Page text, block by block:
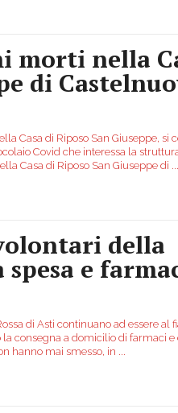
morti nella
di
Casa di Riposo San Giuseppe, si
Covid che interessa la
Casa di Riposo San Giuseppe di
della
spesa e
di Asti continuano ad essere al
consegna a domicilio di farmaci e
hanno mai smesso, in